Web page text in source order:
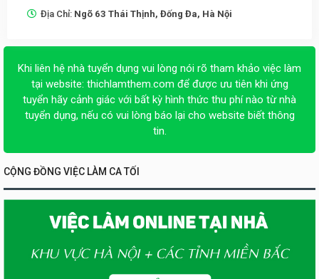
Địa Chỉ: Ngõ 63 Thái Thịnh, Đống Đa, Hà Nội
Khi liên hệ nhà tuyển dụng vui lòng nói rõ tham khảo việc làm
tại website: thichlamthem.com để được ưu tiên khi ứng
tuyển hãy cảnh giác với bất kỳ hình thức thu phí nào từ nhà
tuyển dụng, nếu có vui lòng báo lại cho website biết thông
tin.
CỘNG ĐỒNG VIỆC LÀM CA TỐI